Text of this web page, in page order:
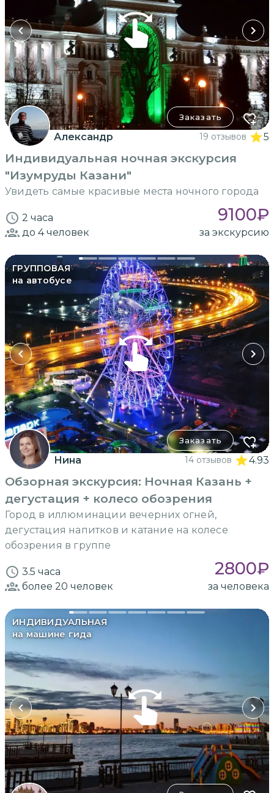
Заказать
Александр 19 отзывов 5
Индивидуальная ночная экскурсия
"Изумруды Казани"
Увидеть самые красивые места ночного города
2 часа 9100₽
до 4человек за экскурсию
ГРУППОВАЯ
на автобусе
Заказать
Нина 14 отзывов 4.93
Обзорная экскурсия: Ночная Казань +
дегустация + колесо обозрения
Город в иллюминации вечерних огней,
дегустация напитков и катание на колесе
обозрения в группе
3.5 часа 2800₽
более 20 человек за человека
ИНДИВИДУАЛЬНАЯ
на машине гида